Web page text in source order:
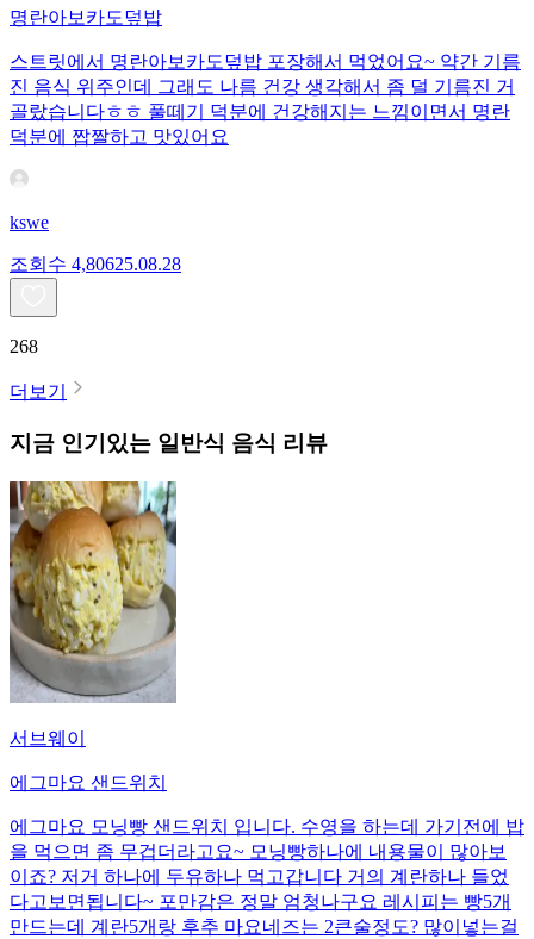
명란아보카도덮밥
스트릿에서 명란아보카도덮밥 포장해서 먹었어요~ 약간 기름
진 음식 위주인데 그래도 나름 건강 생각해서 좀 덜 기름진 거
골랐습니다ㅎㅎ 풀떼기 덕분에 건강해지는 느낌이면서 명란
덕분에 짭짤하고 맛있어요
kswe
조회수 4,80625.08.28
268
더보기
지금 인기있는 일반식 음식 리뷰
서브웨이
에그마요 샌드위치
에그마요 모닝빵 샌드위치 입니다. 수영을 하는데 가기전에 밥
을 먹으면 좀 무겁더라고요~ 모닝빵하나에 내용물이 많아보
이죠? 저거 하나에 두유하나 먹고갑니다 거의 계란하나 들었
다고보면됩니다~ 포만감은 정말 엄청나구요 레시피는 빵5개
만드는데 계란5개랑 후추 마요네즈는 2큰술정도? 많이넣는걸